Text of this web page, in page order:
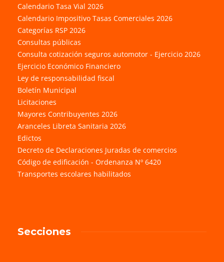
Calendario Tasa Vial 2026
Calendario Impositivo Tasas Comerciales 2026
Categorías RSP 2026
Consultas públicas
Consulta cotización seguros automotor - Ejercicio 2026
Ejercicio Económico Financiero
Ley de responsabilidad fiscal
Boletín Municipal
Licitaciones
Mayores Contribuyentes 2026
Aranceles Libreta Sanitaria 2026
Edictos
Decreto de Declaraciones Juradas de comercios
Código de edificación - Ordenanza Nº 6420
Transportes escolares habilitados
Secciones